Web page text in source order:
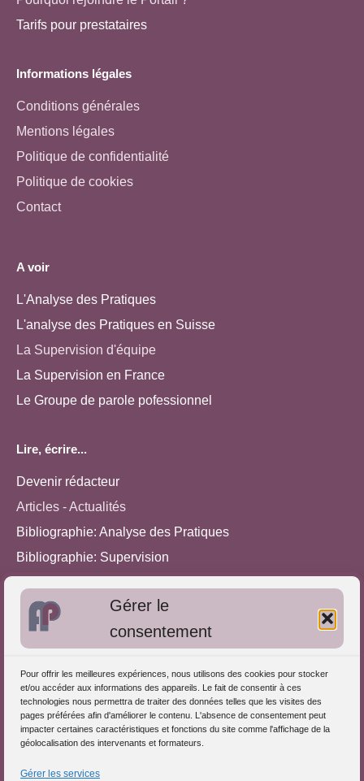
Gérer le
consentement
Pour offrir les meilleures expériences, nous utilisons des cookies pour stocker
et/ou accéder aux informations des appareils. Le fait de consentir à ces
technologies nous permettra de traiter des données telles que les visites des
pages préférées afin d'améliorer le contenu. L'absence de consentement peut
impacter certaines caractéristiques et fonctions du site comme l'affichage de la
géolocalisation des intervenants et formateurs.
Gérer les services
Tarifs pour prestataires
Informations légales
Conditions générales
Mentions légales
Politique de confidentialité
Politique de cookies
Contact
A voir
L'Analyse des Pratiques
L'analyse des Pratiques en Suisse
La Supervision d'équipe
La Supervision en France
Le Groupe de parole pofessionnel
Lire, écrire...
Devenir rédacteur
Articles - Actualités
Bibliographie: Analyse des Pratiques
Bibliographie: Supervision
Approches de l'Analyse des pratiques
S'inscrire dans l'Annuaire
Publiez vos formations
Charte déontologique